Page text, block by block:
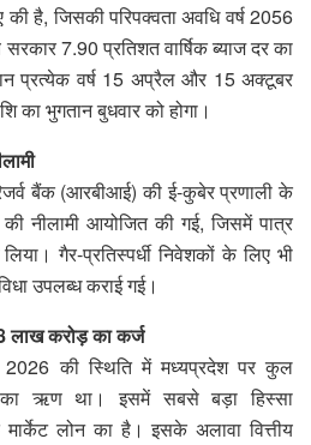
है, जिसकी परिपक्वता अवधि वर्ष 2056
7.90 प्रतिशत वार्षिक ब्याज दर का
प्रत्येक वर्ष 15 अप्रैल और 15 अक्टूबर
का भुगतान बुधवार को होगा।
बैंक (आरबीआई) की ई-कुबेर प्रणाली के
की नीलामी आयोजित की गई, जिसमें पात्र
गैर-प्रतिस्पर्धी निवेशकों के लिए भी
उपलब्ध कराई गई।
लाख करोड़ का कर्ज
की स्थिति में मध्यप्रदेश पर कुल
ऋण था। इसमें सबसे बड़ा हिस्सा
लोन का है। इसके अलावा वित्तीय